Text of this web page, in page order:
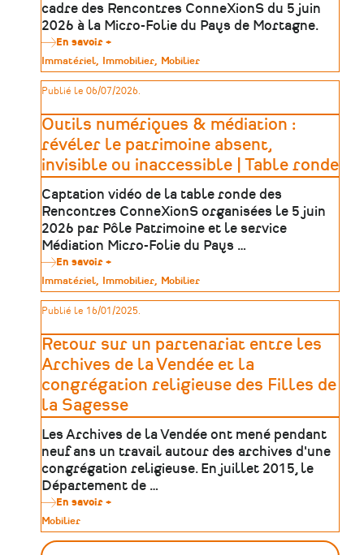
cadre des Rencontres ConneXionS du 5 juin
2026 à la Micro-Folie du Pays de Mortagne.
En savoir +
Outils
numériques
&
médiation
révéler
le
patrimoine
absent,
invisible
ou
inaccessible
|
Ateliers
Type
de
patrimoine
Immatériel Immobilier Mobilier
Publié le 06/07/2026.
Outils numériques & médiation :
révéler le patrimoine absent,
invisible ou inaccessible | Table ronde
Captation vidéo de la table ronde des
Rencontres ConneXionS organisées le 5 juin
2026 par Pôle Patrimoine et le service
Médiation Micro-Folie du Pays …
En savoir +
Outils
numériques
&
médiation
révéler
le
patrimoine
absent,
invisible
inaccessible
|
Table
Type
de
patrimoine
Immatériel Immobilier Mobilier
Publié le 16/01/2025.
Retour sur un partenariat entre les
Archives de la Vendée et la
congrégation religieuse des Filles de
la Sagesse
Les Archives de la Vendée ont mené pendant
neuf ans un travail autour des archives d'une
congrégation religieuse. En juillet 2015, le
Département de …
En savoir +
un
Type
de
patrimoine
Mobilier